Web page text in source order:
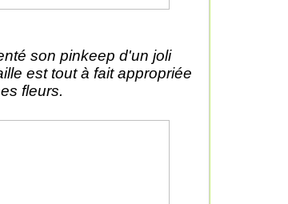
son pinkeep d'un joli
est tout à fait appropriée
fleurs.